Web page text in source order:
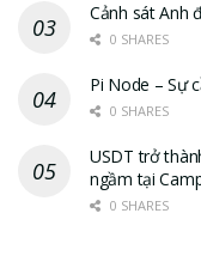
Cảnh sát Anh
0 SHARES
Pi Node – Sự
0 SHARES
USDT trở
ngầm tại
0 SHARES